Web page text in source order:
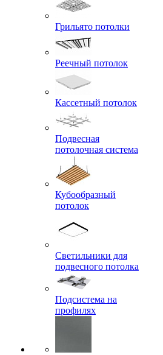
Грильято потолки
Реечный потолок
Кассетный потолок
Подвесная
потолочная система
Кубообразный
потолок
Светильники для
подвесного потолка
Подсистема на
профилях